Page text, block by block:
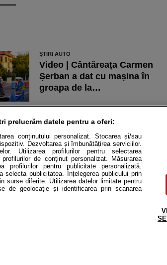
ȘTIRI AUTO
Video | Cântăreața Carmen
Șerban a dat cu mașina în
groapa de la…
Skoda Peaq intră în producția
de serie. SUV-ul electric cu
până la 7…
cu Prioritate Cât costă?
Modifică
(site-uri, instituţii mass-media, firme de
de Autor fără acordul nostru.
prelucrăm datele pentru a oferi:
conținutului personalizat. Stocarea și/sau
Dezvoltarea și îmbunătățirea serviciilor.
Utilizarea profilurilor pentru selectarea
de conținut personalizat. Măsurarea
profilurilor pentru publicitate personalizată.
selecta publicitatea. Înțelegerea publicului prin
surse diferite. Utilizarea datelor limitate pentru
de geolocație și identificarea prin scanarea